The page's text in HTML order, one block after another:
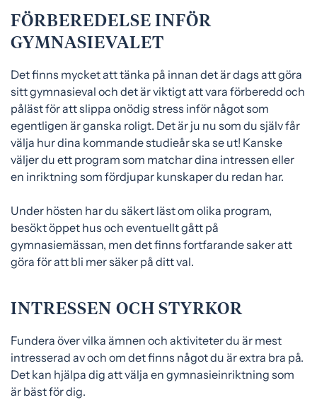
FÖRBEREDELSE INFÖR
GYMNASIEVALET
Det finns mycket att tänka på innan det är dags att göra
sitt gymnasieval och det är viktigt att vara förberedd och
påläst för att slippa onödig stress inför något som
egentligen är ganska roligt. Det är ju nu som du själv får
välja hur dina kommande studieår ska se ut! Kanske
väljer du ett program som matchar dina intressen eller
en inriktning som fördjupar kunskaper du redan har.
Under hösten har du säkert läst om olika program,
besökt öppet hus och eventuellt gått på
gymnasiemässan, men det finns fortfarande saker att
göra för att bli mer säker på ditt val.
INTRESSEN OCH STYRKOR
Fundera över vilka ämnen och aktiviteter du är mest
intresserad av och om det finns något du är extra bra på.
Det kan hjälpa dig att välja en gymnasieinriktning som
är bäst för dig.